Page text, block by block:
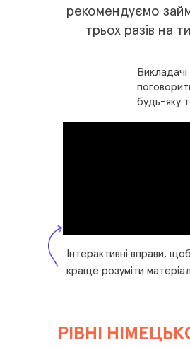
рекомендуємо
трьох разів на
будь-яку
Інтерактивні вправи, щоб
краще розуміти матеріал
РІВНІ